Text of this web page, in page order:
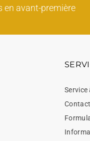
en avant-première
Service
Contact